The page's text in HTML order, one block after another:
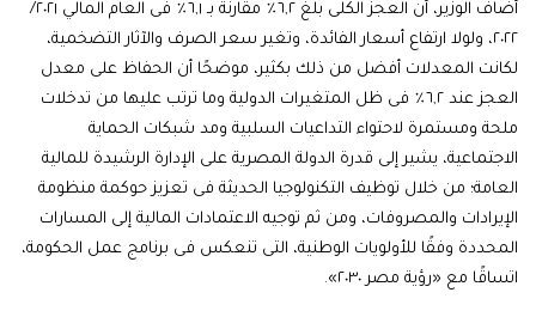
أضاف الوزير، أن العجز الكلى بلغ ٦,٢٪ مقارنة بـ ٦,١٪ فى العام المالي ٢٠٢١/
٢٠٢٢، ولولا ارتفاع أسعار الفائدة، وتغير سعر الصرف والآثار التضخمية،
لكانت المعدلات أفضل من ذلك بكثير، موضحًا أن الحفاظ على معدل
العجز عند ٦,٢٪ فى ظل المتغيرات الدولية وما ترتب عليها من تدخلات
ملحة ومستمرة لاحتواء التداعيات السلبية ومد شبكات الحماية
الاجتماعية، يشير إلى قدرة الدولة المصرية على الإدارة الرشيدة للمالية
العامة؛ من خلال توظيف التكنولوجيا الحديثة فى تعزيز حوكمة منظومة
الإيرادات والمصروفات، ومن ثم توجيه الاعتمادات المالية إلى المسارات
المحددة وفقًا للأولويات الوطنية، التى تنعكس فى برنامج عمل الحكومة،
اتساقًا مع «رؤية مصر ٢٠٣٠».